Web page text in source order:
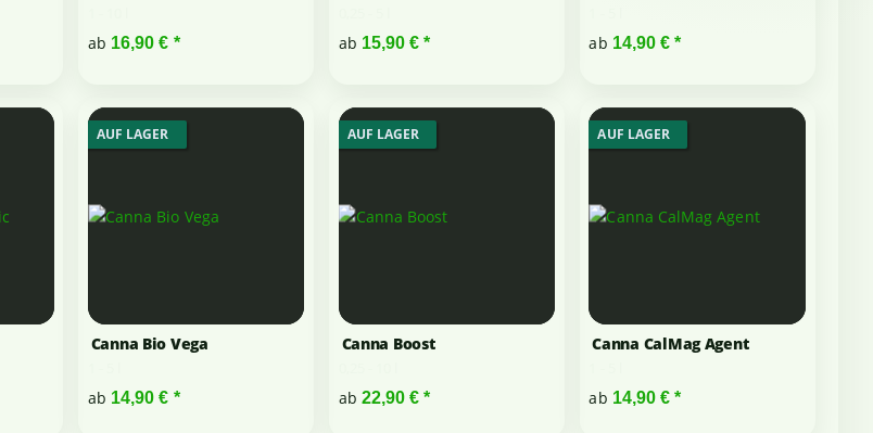
ab 16,90 € * ab 15,90 €* ab 14,90 €*
AUF LAGER
Canna Bio Vega
ab 14,90 € *
AUF LAGER
Canna Boost
ab 22,90 €*
AUF LAGER
Canna CalMag Agent
ab 14,90 €*